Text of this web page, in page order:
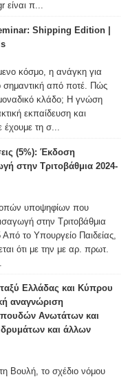
είναι π...
Shipping Edition |
κόσμο, η ανάγκη για
σημαντική από ποτέ. Πώς
κλάδο; Η γνώση
εκπαίδευση και
έχουμε τη σ...
(5%): Έκδοση
στην Τριτοβάθμια 2024-
υποψηφίων που
στην Τριτοβάθμια
το Υπουργείο Παιδείας,
ότι με την με αρ. πρωτ.
Ελλάδας και Κύπρου
αναγνώριση
Ανωτάτων και
και άλλων
Βουλή, το σχέδιο νόμου